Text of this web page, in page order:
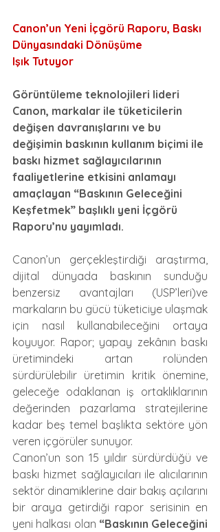
Canon’un Yeni İçgörü Raporu, Baskı
Dünyasındaki Dönüşüme
Işık Tutuyor
Görüntüleme teknolojileri lideri
Canon, markalar ile tüketicilerin
değişen davranışlarını ve bu
değişimin baskının kullanım biçimi ile
baskı hizmet sağlayıcılarının
faaliyetlerine etkisini anlamayı
amaçlayan “Baskının Geleceğini
Keşfetmek” başlıklı yeni İçgörü
Raporu’nu yayımladı.
Canon’un gerçekleştirdiği araştırma,
dijital dünyada baskının sunduğu
benzersiz avantajları (USP’leri)ve
markaların bu gücü tüketiciye ulaşmak
için nasıl kullanabileceğini ortaya
koyuyor. Rapor; yapay zekânın baskı
üretimindeki artan rolünden
sürdürülebilir üretimin kritik önemine,
geleceğe odaklanan iş ortaklıklarının
değerinden pazarlama stratejilerine
kadar beş temel başlıkta sektöre yön
veren içgörüler sunuyor.
Canon’un son 15 yıldır sürdürdüğü ve
baskı hizmet sağlayıcıları ile alıcılarının
sektör dinamiklerine dair bakış açılarını
bir araya getirdiği rapor serisinin en
yeni halkası olan “Baskının Geleceğini